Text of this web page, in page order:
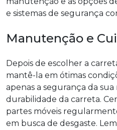
e sistemas de segurança
Manutenção e
Depois de escolher a
mantê-la em ótimas
apenas a segurança da
durabilidade da carreta.
partes móveis
em busca de desgaste.